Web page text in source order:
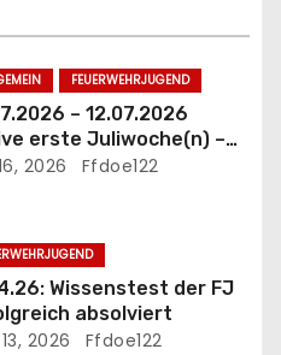
FEUERWEHRJUGEND
– 12.07.2026
erste Juliwoche(n) –
statt nur dabei
2026 Ffdoe122
Wissenstest der FJ
absolviert
2026 Ffdoe122